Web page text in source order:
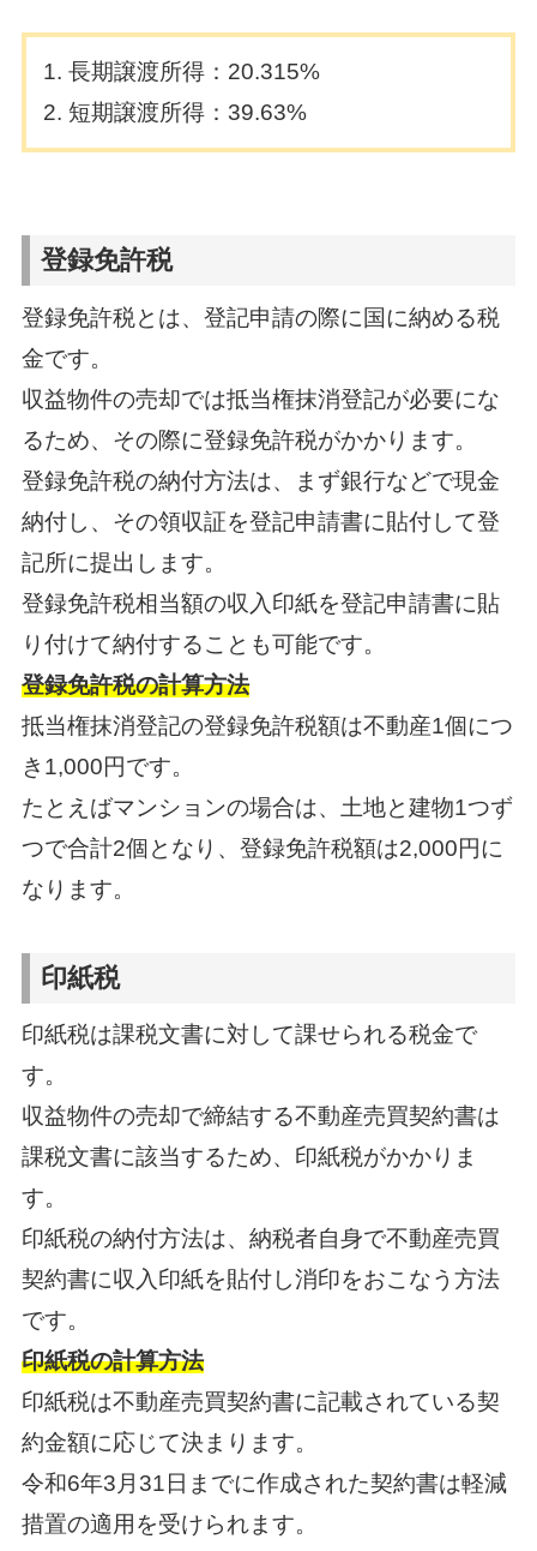
長期譲渡所得：20.315%
短期譲渡所得：39.63%
登録免許税
登録免許税とは、登記申請の際に国に納める税
金です。
収益物件の売却では抵当権抹消登記が必要にな
るため、その際に登録免許税がかかります。
登録免許税の納付方法は、まず銀行などで現金
納付し、その領収証を登記申請書に貼付して登
記所に提出します。
登録免許税相当額の収入印紙を登記申請書に貼
り付けて納付することも可能です。
登録免許税の計算方法
抵当権抹消登記の登録免許税額は不動産1個につ
き1,000円です。
たとえばマンションの場合は、土地と建物1つず
つで合計2個となり、登録免許税額は2,000円に
なります。
印紙税
印紙税は課税文書に対して課せられる税金で
す。
収益物件の売却で締結する不動産売買契約書は
課税文書に該当するため、印紙税がかかりま
す。
印紙税の納付方法は、納税者自身で不動産売買
契約書に収入印紙を貼付し消印をおこなう方法
です。
印紙税の計算方法
印紙税は不動産売買契約書に記載されている契
約金額に応じて決まります。
令和6年3月31日までに作成された契約書は軽減
措置の適用を受けられます。